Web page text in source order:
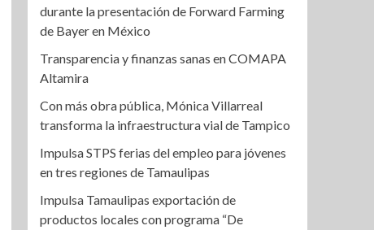
durante la presentación de Forward Farming
de Bayer en México
Transparencia y finanzas sanas en COMAPA
Altamira
Con más obra pública, Mónica Villarreal
transforma la infraestructura vial de Tampico
Impulsa STPS ferias del empleo para jóvenes
en tres regiones de Tamaulipas
Impulsa Tamaulipas exportación de
productos locales con programa “De